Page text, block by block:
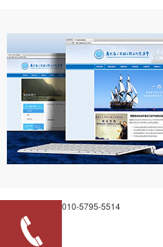
010-5795-5514